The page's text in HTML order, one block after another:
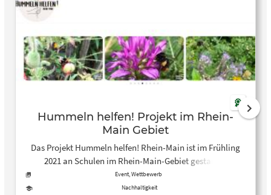
Hummeln helfen! Projekt im Rhein-
Main Gebiet
Das Projekt Hummeln helfen! Rhein-Main ist im Frühling
2021 an Schulen im Rhein-Main-Gebiet gestartet.
Schülerinnen und Schüler engagieren sich im Projekt für
die Belange von Hummel- und anderen Wildbienenarten.
Event, Wettbewerb
Nachhaltigkeit